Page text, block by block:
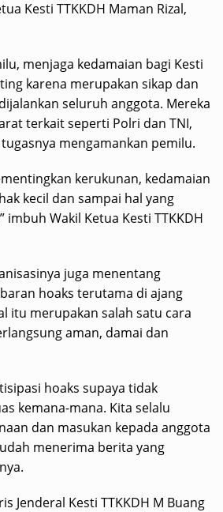
Kesti TTKKDH Maman Rizal,
menjaga kedamaian bagi Kesti
karena merupakan sikap dan
seluruh anggota. Mereka
terkait seperti Polri dan TNI,
mengamankan pemilu.
kerukunan, kedamaian
kecil dan sampai hal yang
imbuh Wakil Ketua Kesti TTKKDH
juga menentang
hoaks terutama di ajang
itu merupakan salah satu cara
aman, damai dan
hoaks supaya tidak
kemana-mana. Kita selalu
dan masukan kepada anggota
menerima berita yang
Jenderal Kesti TTKKDH M Buang